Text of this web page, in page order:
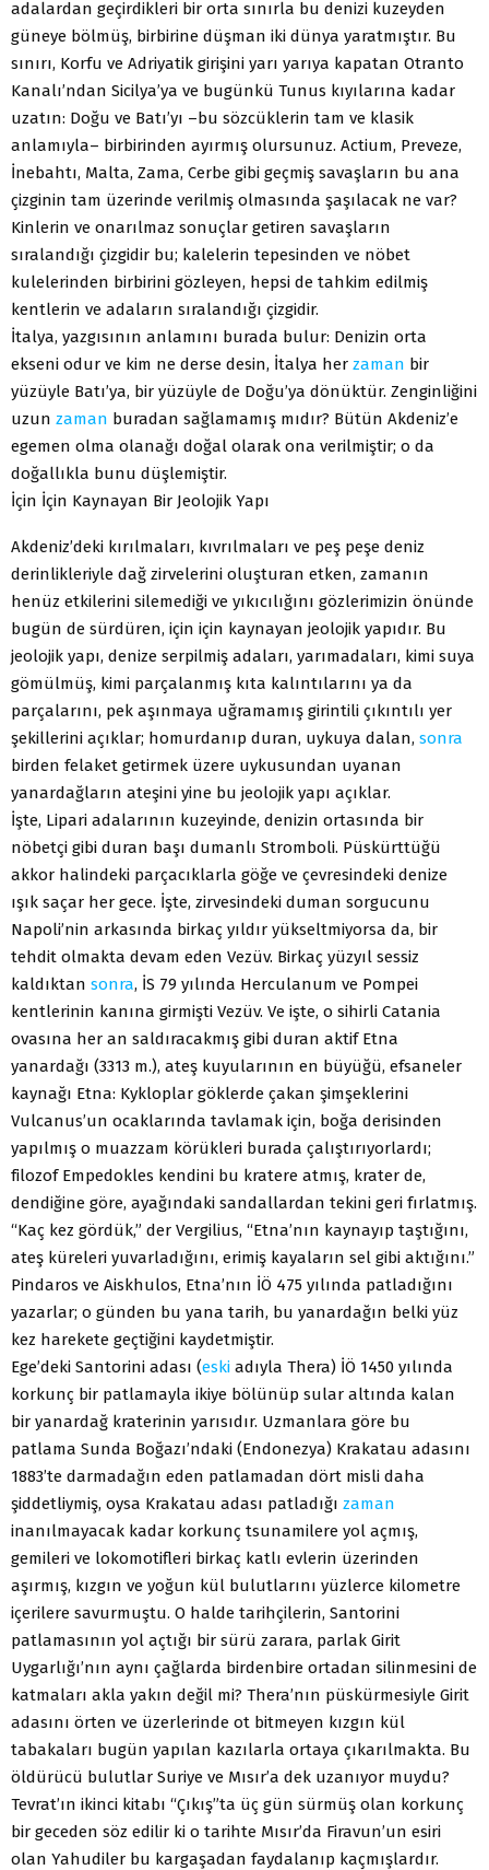
adalardan geçirdikleri bir orta sınırla bu denizi kuzeyden
güneye bölmüş, birbirine düşman iki dünya yaratmıştır. Bu
sınırı, Korfu ve Adriyatik girişini yarı yarıya kapatan Otranto
Kanalı’ndan Sicilya’ya ve bugünkü Tunus kıyılarına kadar
uzatın: Doğu ve Batı’yı –bu sözcüklerin tam ve klasik
anlamıyla– birbirinden ayırmış olursunuz. Actium, Preveze,
İnebahtı, Malta, Zama, Cerbe gibi geçmiş savaşların bu ana
çizginin tam üzerinde verilmiş olmasında şaşılacak ne var?
Kinlerin ve onarılmaz sonuçlar getiren savaşların
sıralandığı çizgidir bu; kalelerin tepesinden ve nöbet
kulelerinden birbirini gözleyen, hepsi de tahkim edilmiş
kentlerin ve adaların sıralandığı çizgidir.
İtalya, yazgısının anlamını burada bulur: Denizin orta
ekseni odur ve kim ne derse desin, İtalya her zaman bir
yüzüyle Batı’ya, bir yüzüyle de Doğu’ya dönüktür. Zenginliğini
uzun zaman buradan sağlamamış mıdır? Bütün Akdeniz’e
egemen olma olanağı doğal olarak ona verilmiştir; o da
doğallıkla bunu düşlemiştir.
İçin İçin Kaynayan Bir Jeolojik Yapı
Akdeniz’deki kırılmaları, kıvrılmaları ve peş peşe deniz
derinlikleriyle dağ zirvelerini oluşturan etken, zamanın
henüz etkilerini silemediği ve yıkıcılığını gözlerimizin önünde
bugün de sürdüren, için için kaynayan jeolojik yapıdır. Bu
jeolojik yapı, denize serpilmiş adaları, yarımadaları, kimi suya
gömülmüş, kimi parçalanmış kıta kalıntılarını ya da
parçalarını, pek aşınmaya uğramamış girintili çıkıntılı yer
şekillerini açıklar; homurdanıp duran, uykuya dalan, sonra
birden felaket getirmek üzere uykusundan uyanan
yanardağların ateşini yine bu jeolojik yapı açıklar.
İşte, Lipari adalarının kuzeyinde, denizin ortasında bir
nöbetçi gibi duran başı dumanlı Stromboli. Püskürttüğü
akkor halindeki parçacıklarla göğe ve çevresindeki denize
ışık saçar her gece. İşte, zirvesindeki duman sorgucunu
Napoli’nin arkasında birkaç yıldır yükseltmiyorsa da, bir
tehdit olmakta devam eden Vezüv. Birkaç yüzyıl sessiz
kaldıktan sonra, İS 79 yılında Herculanum ve Pompei
kentlerinin kanına girmişti Vezüv. Ve işte, o sihirli Catania
ovasına her an saldıracakmış gibi duran aktif Etna
yanardağı (3313 m.), ateş kuyularının en büyüğü, efsaneler
kaynağı Etna: Kykloplar göklerde çakan şimşeklerini
Vulcanus’un ocaklarında tavlamak için, boğa derisinden
yapılmış o muazzam körükleri burada çalıştırıyorlardı;
filozof Empedokles kendini bu kratere atmış, krater de,
dendiğine göre, ayağındaki sandallardan tekini geri fırlatmış.
“Kaç kez gördük,” der Vergilius, “Etna’nın kaynayıp taştığını,
ateş küreleri yuvarladığını, erimiş kayaların sel gibi aktığını.”
Pindaros ve Aiskhulos, Etna’nın İÖ 475 yılında patladığını
yazarlar; o günden bu yana tarih, bu yanardağın belki yüz
kez harekete geçtiğini kaydetmiştir.
Ege’deki Santorini adası (eski adıyla Thera) İÖ 1450 yılında
korkunç bir patlamayla ikiye bölünüp sular altında kalan
bir yanardağ kraterinin yarısıdır. Uzmanlara göre bu
patlama Sunda Boğazı’ndaki (Endonezya) Krakatau adasını
1883’te darmadağın eden patlamadan dört misli daha
şiddetliymiş, oysa Krakatau adası patladığı zaman
inanılmayacak kadar korkunç tsunamilere yol açmış,
gemileri ve lokomotifleri birkaç katlı evlerin üzerinden
aşırmış, kızgın ve yoğun kül bulutlarını yüzlerce kilometre
içerilere savurmuştu. O halde tarihçilerin, Santorini
patlamasının yol açtığı bir sürü zarara, parlak Girit
Uygarlığı’nın aynı çağlarda birdenbire ortadan silinmesini de
katmaları akla yakın değil mi? Thera’nın püskürmesiyle Girit
adasını örten ve üzerlerinde ot bitmeyen kızgın kül
tabakaları bugün yapılan kazılarla ortaya çıkarılmakta. Bu
öldürücü bulutlar Suriye ve Mısır’a dek uzanıyor muydu?
Tevrat’ın ikinci kitabı “Çıkış”ta üç gün sürmüş olan korkunç
bir geceden söz edilir ki o tarihte Mısır’da Firavun’un esiri
olan Yahudiler bu kargaşadan faydalanıp kaçmışlardır.